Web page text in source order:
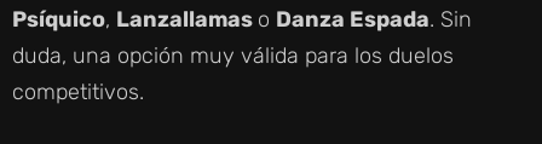
Psíquico, Lanzallamas o Danza Espada. Sin
duda, una opción muy válida para los duelos
competitivos.